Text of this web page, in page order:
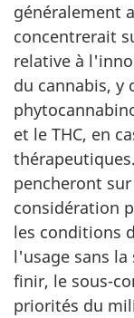
généralement
concentrerait
relative à
du cannabis, y
et le THC, en
pencheront
considération
les conditions
l'usage sans
finir, le sous-
priorités du